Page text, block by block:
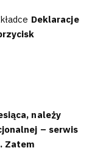
Deklaracje
należy
– serwis
Zatem